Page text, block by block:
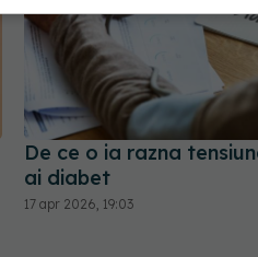
De ce o ia razna
ai diabet
17 apr 2026, 19:03